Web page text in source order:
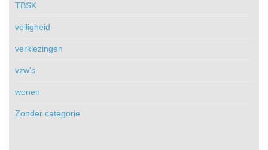
TBSK
veiligheid
verkiezingen
vzw's
wonen
Zonder categorie